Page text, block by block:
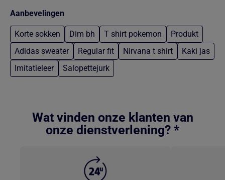
Aanbevelingen
Korte sokken Dim bh T shirt pokemon
Produkt
Adidas sweater
Regular fit Nirvana t shirt
Kaki jas
Imitatieleer
Salopettejurk
Wat vinden onze klanten van
onze dienstverlening? *